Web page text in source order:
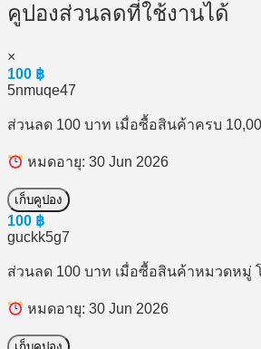
คูปองส่วนลดที่ใช้งานได้
×
100 ฿
5nmuqe47
ส่วนลด 100 บาท เมื่อซื้อสินค้าครบ
หมดอายุ: 30 Jun 2026
เก็บคูปอง
100 ฿
guckk5g7
ส่วนลด 100 บาท เมื่อซื้อสินค้าหมวดหมู่
หมดอายุ: 30 Jun 2026